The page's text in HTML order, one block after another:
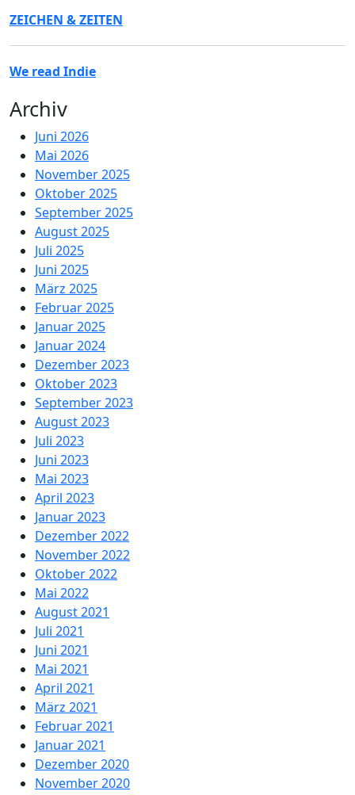
ZEICHEN & ZEITEN
We read Indie
Archiv
Juni 2026
Mai 2026
November 2025
Oktober 2025
September 2025
August 2025
Juli 2025
Juni 2025
März 2025
Februar 2025
Januar 2025
Januar 2024
Dezember 2023
Oktober 2023
September 2023
August 2023
Juli 2023
Juni 2023
Mai 2023
April 2023
Januar 2023
Dezember 2022
November 2022
Oktober 2022
Mai 2022
August 2021
Juli 2021
Juni 2021
Mai 2021
April 2021
März 2021
Februar 2021
Januar 2021
Dezember 2020
November 2020